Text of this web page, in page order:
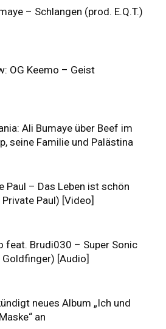
– Schlangen (prod. E.Q.T.)
OG Keemo – Geist
Ali Bumaye über Beef im
seine Familie und Palästina
Paul – Das Leben ist schön
Paul) [Video]
feat. Brudi030 – Super Sonic
Goldfinger) [Audio]
neues Album „Ich und
an